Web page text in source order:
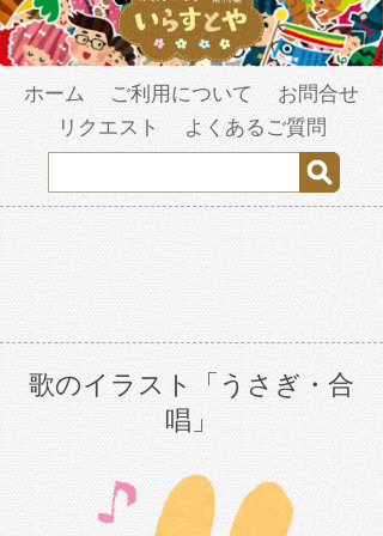
ホーム ご利用について
お問合せ
リクエスト
よくあるご質問
歌のイラスト「うさぎ・合
唱」